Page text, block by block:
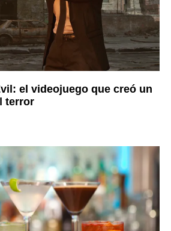
el videojuego que creó un
terror